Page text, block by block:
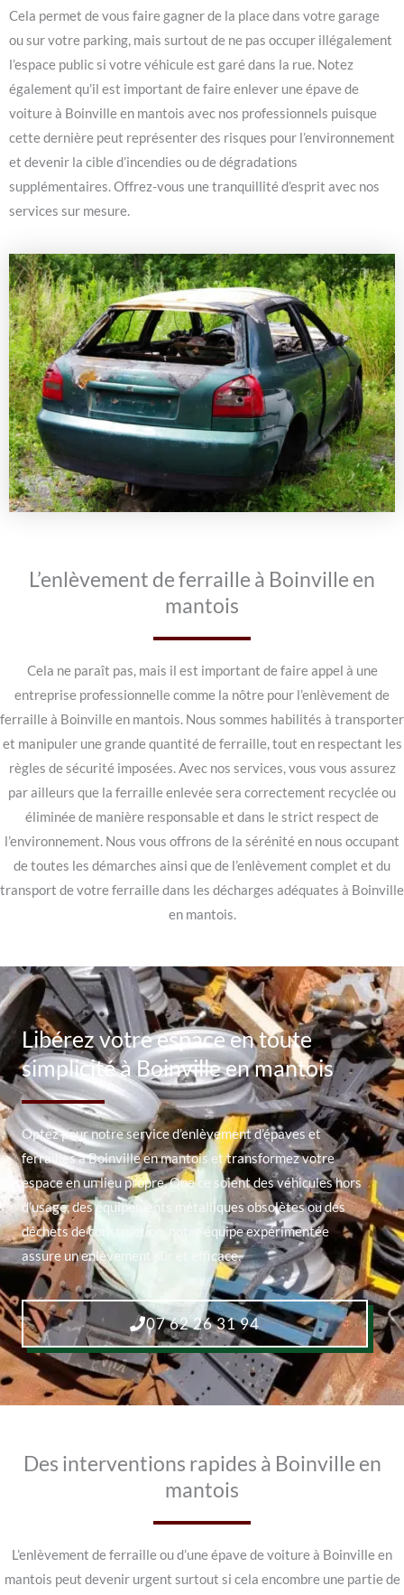
Cela permet de vous faire gagner de la place dans votre garage
ou sur votre parking, mais surtout de ne pas occuper illégalement
l’espace public si votre véhicule est garé dans la rue. Notez
également qu’il est important de faire enlever une épave de
voiture à Boinville en mantois avec nos professionnels puisque
cette dernière peut représenter des risques pour l’environnement
et devenir la cible d’incendies ou de dégradations
supplémentaires. Offrez-vous une tranquillité d’esprit avec nos
services sur mesure.
L’enlèvement de ferraille à Boinville en
mantois
Cela ne paraît pas, mais il est important de faire appel à une
entreprise professionnelle comme la nôtre pour l’enlèvement de
ferraille à Boinville en mantois. Nous sommes habilités à transporter
et manipuler une grande quantité de ferraille, tout en respectant les
règles de sécurité imposées. Avec nos services, vous vous assurez
par ailleurs que la ferraille enlevée sera correctement recyclée ou
éliminée de manière responsable et dans le strict respect de
l’environnement. Nous vous offrons de la sérénité en nous occupant
de toutes les démarches ainsi que de l’enlèvement complet et du
transport de votre ferraille dans les décharges adéquates à Boinville
en mantois.
Libérez votre espace en toute
simplicité à Boinville en mantois
Optez pour notre service d’enlèvement d’épaves et
ferrailles à Boinville en mantois et transformez votre
espace en un lieu propre. Que ce soient des véhicules hors
d’usage, des équipements métalliques obsolètes ou des
déchets de construction, notre équipe expérimentée
assure un enlèvement sûr et efficace.
07 62 26 31 94
Des interventions rapides à Boinville en
mantois
L’enlèvement de ferraille ou d’une épave de voiture à Boinville en
mantois peut devenir urgent surtout si cela encombre une partie de